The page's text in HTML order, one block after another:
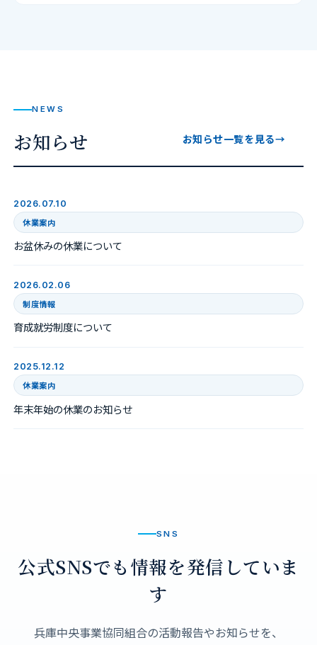
NEWS
お知らせ お知らせ一覧を見る→
2026.07.10
休業案内
お盆休みの休業について
2026.02.06
制度情報
育成就労制度について
2025.12.12
休業案内
年末年始の休業のお知らせ
SNS
公式SNSでも情報を発信していま
す
兵庫中央事業協同組合の活動報告やお知らせを、